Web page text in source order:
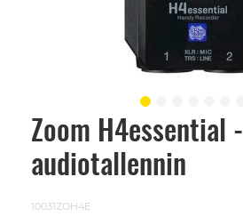
Zoom H4essential -
audiotallennin
10031ZOH4E
Skip
beginning
images